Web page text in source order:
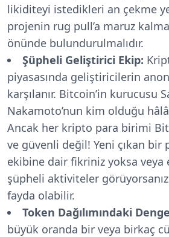
likiditeyi istedikleri an çekme
projenin rug pull’a maruz
önünde bulundurulmalıdır.
Şüpheli Geliştirici Ekip:
piyasasında geliştiricilerin
karşılanır. Bitcoin’in kurucusu
Nakamoto’nun kim olduğu
Ancak her kripto para birimi
ve güvenli değil! Yeni çıkan
ekibine dair fikriniz yoksa
şüpheli aktiviteler
fayda olabilir.
Token Dağılımındaki
büyük oranda bir veya birkaç